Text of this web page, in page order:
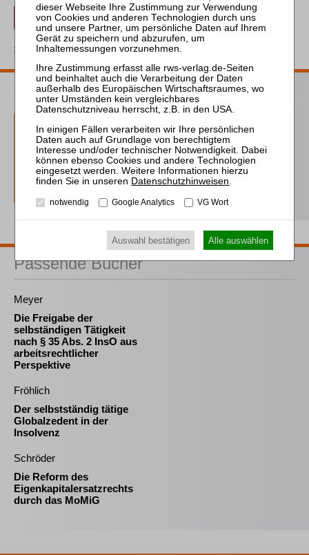
Beitrag für 21,90 € inkl. 7 % MwSt. kaufen
zurück
ZVI Probeabo
inkl. 14 Tage kostenfreie ZVI-online-
Nutzung
Probe-Abo bestellen
Passende Bücher
Meyer
Die Freigabe der
selbständigen Tätigkeit
nach § 35 Abs. 2 InsO aus
arbeitsrechtlicher
Perspektive
Fröhlich
Der selbstständig tätige
Globalzedent in der
Insolvenz
Schröder
Die Reform des
Eigenkapitalersatzrechts
durch das MoMiG
Datenschutzhinweisen
notwendig Google Analytics VG Wort
Auswahl bestätigen Alle auswählen